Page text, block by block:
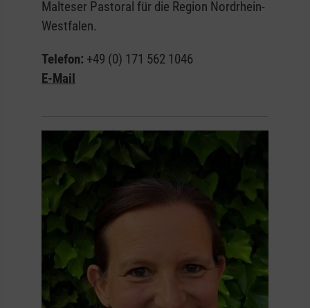
Malteser Pastoral für die Region Nordrhein-
Westfalen.
Telefon: +49 (0) 171 562 1046
E-Mail